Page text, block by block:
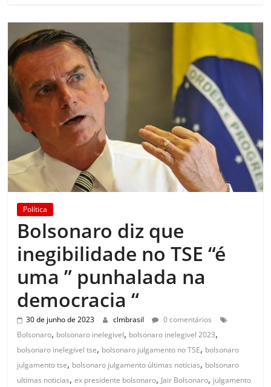
Política
Bolsonaro diz que
inegibilidade no TSE “é
uma ” punhalada na
democracia “
30 de junho de 2023 clmbrasil
0 comentários
Bolsonaro, bolsonaro inelegivel, bolsonaro inelegivel 2023,
bolsonaro inelegivel tse, bolsonaro julgamento no TSE, bolsonaro
julgamento tse, bolsonaro julgamento últimas notícias, bolsonaro
ultimas noticias,ex presidente bolsonaro, Jair Bolsonaro, julgamento